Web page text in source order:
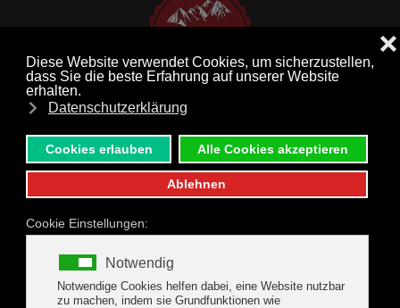
Anfrageformular
Ferienwohnungen
Geisler, Tux